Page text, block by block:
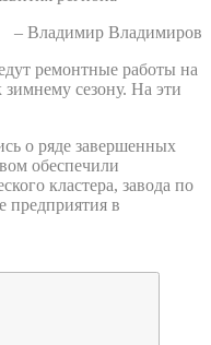
– Владимир Владимиров
ремонтные работы на
зимнему сезону. На эти
о ряде завершенных
обеспечили
кластера, завода по
предприятия в